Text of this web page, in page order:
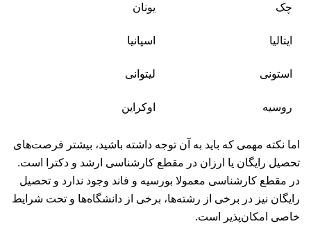
چک یونان
ایتالیا اسپانیا
استونی لیتوانی
روسیه اوکراین
اما نکته مهمی که باید به آن توجه داشته باشید، بیشتر فرصت‌های
تحصیل رایگان یا ارزان در مقطع کارشناسی ارشد و دکترا است.
در مقطع کارشناسی معمولا بورسیه و فاند وجود ندارد و تحصیل
رایگان نیز در برخی از رشته‌ها، برخی از دانشگاه‌ها و تحت شرایط
خاصی امکان‌پذیر است.